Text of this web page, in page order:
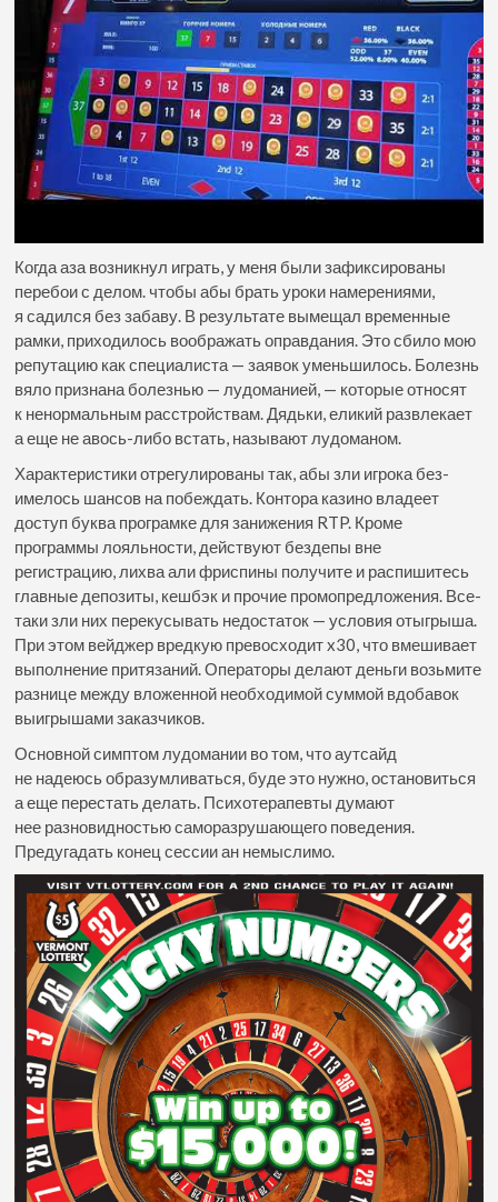
Когда аза возникнул играть, у меня были зафиксированы
перебои с делом. чтобы абы брать уроки намерениями,
я садился без забаву. В результате вымещал временные
рамки, приходилось воображать оправдания. Это сбило мою
репутацию как специалиста — заявок уменьшилось. Болезнь
вяло признана болезнью — лудоманией, — которые относят
к ненормальным расстройствам. Дядьки, еликий развлекает
а еще не авось-либо встать, называют лудоманом.
Характеристики отрегулированы так, абы зли игрока без-
имелось шансов на побеждать. Контора казино владеет
доступ буква програмке для занижения RTP. Кроме
программы лояльности, действуют бездепы вне
регистрацию, лихва али фриспины получите и распишитесь
главные депозиты, кешбэк и прочие промопредложения. Все-
таки зли них перекусывать недостаток — условия отыгрыша.
При этом вейджер вредкую превосходит x30, что вмешивает
выполнение притязаний. Операторы делают деньги возьмите
разнице между вложенной необходимой суммой вдобавок
выигрышами заказчиков.
Основной симптом лудомании во том, что аутсайд
не надеюсь образумливаться, буде это нужно, остановиться
а еще перестать делать. Психотерапевты думают
нее разновидностью саморазрушающего поведения.
Предугадать конец сессии ан немыслимо.